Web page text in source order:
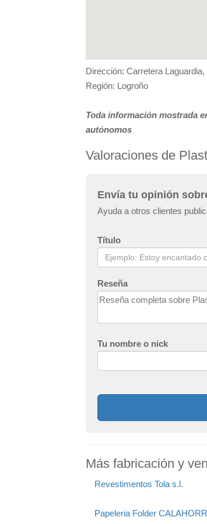
Dirección: Carretera Laguardia,
Región: Logroño
Toda información mostrada
autónomos
Valoraciones de
Envía tu opinión
Ayuda a otros clientes
Título
Reseña
Tu nombre o nick
Más fabricación y
Revestimentos Tola s.l.
Papeleria Folder